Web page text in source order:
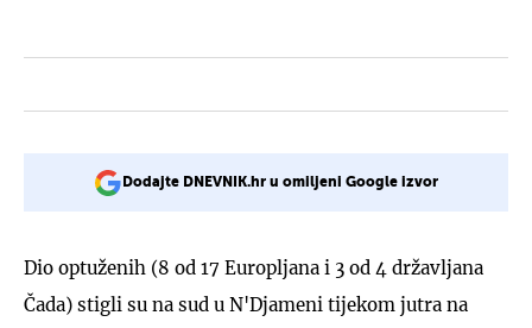
Dodajte DNEVNIK.hr u omiljeni Google izvor
Dio optuženih (8 od 17 Europljana i 3 od 4 državljana
Čada) stigli su na sud u N'Djameni tijekom jutra na